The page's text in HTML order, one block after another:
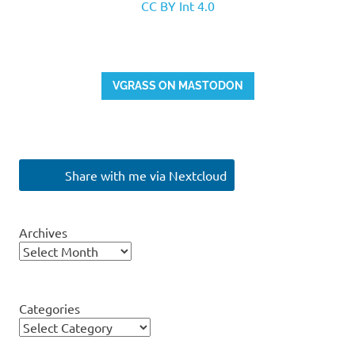
CC BY Int 4.0
VGRASS ON MASTODON
Share with me via Nextcloud
Archives
Categories